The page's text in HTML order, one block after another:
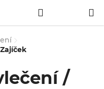
NÁKUPNÍ
KOŠÍK
/